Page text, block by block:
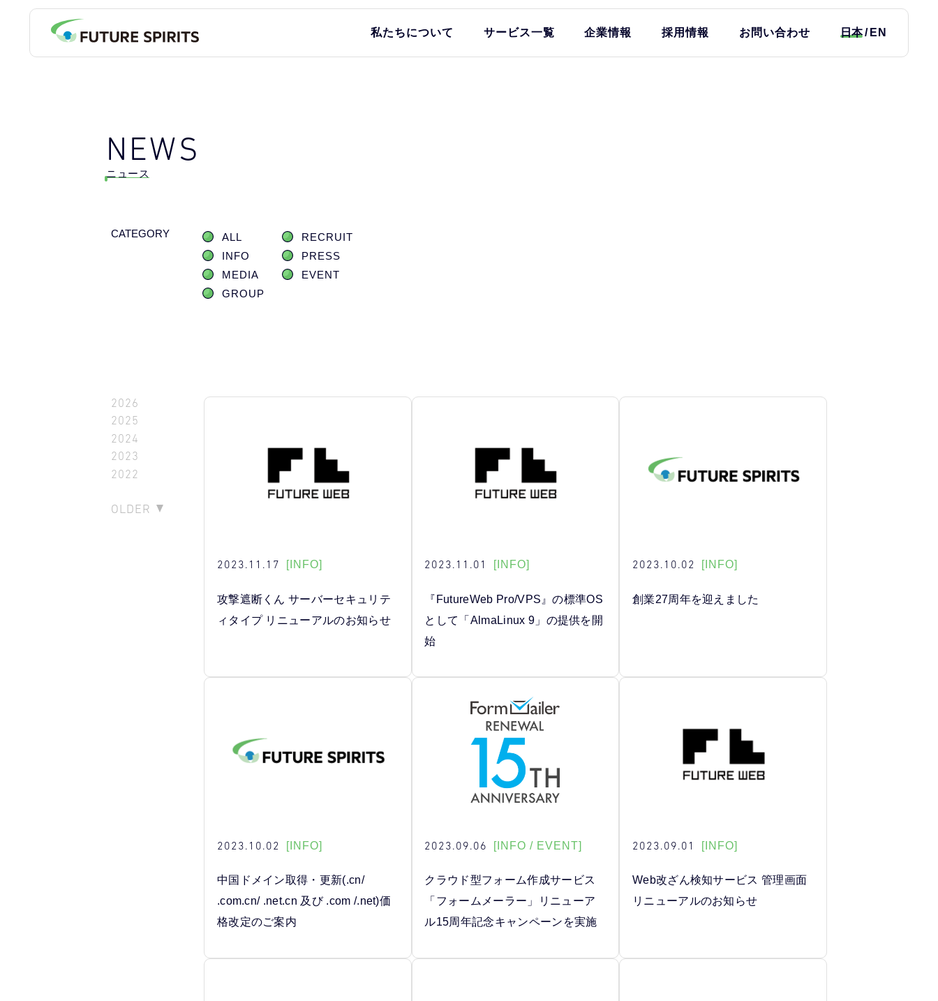
私たちについて サービス一覧 企業情報 採用情報 お問い合わせ 日本 EN
NEWS
ニュース
CATEGORY ALL
RECRUIT
INFO
PRESS
MEDIA
EVENT
GROUP
2026
2025
2024
2023
2022
OLDER
2023.11.17 [INFO]
攻撃遮断くん サーバーセキュリテ
ィタイプ リニューアルのお知らせ
2023.11.01 [INFO]
『FutureWeb Pro/VPS』の標準OS
として「AlmaLinux 9」の提供を開
始
2023.10.02 [INFO]
創業27周年を迎えました
2023.10.02 [INFO]
中国ドメイン取得・更新(.cn/
.com.cn/ .net.cn 及び .com /.net)価
格改定のご案内
2023.09.06 [INFO / EVENT]
クラウド型フォーム作成サービス
「フォームメーラー」リニューア
ル15周年記念キャンペーンを実施
2023.09.01 [INFO]
Web改ざん検知サービス 管理画面
リニューアルのお知らせ